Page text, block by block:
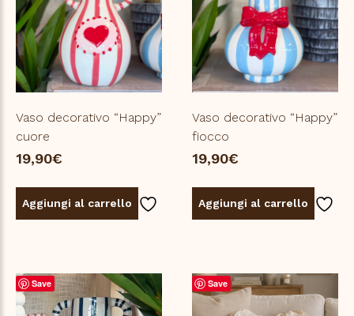
Vaso decorativo “Happy”
cuore
19,90€
Aggiungi al carrello
Vaso decorativo “Happy”
fiocco
19,90€
Aggiungi al carrello
Save Save